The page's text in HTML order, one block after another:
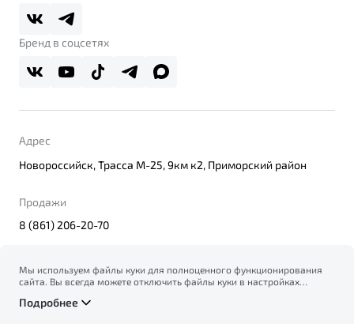
Belgee Плюс
Реферальная программа
Правовая информация
Бренд в соцсетях
Адрес
Новороссийск, Трасса М-25, 9км к2, Приморский район
Продажи
8 (861) 206-20-70
© 2026
Политика конфиденциальности персональных данных
Мы используем файлы куки для полноценного функционирования
сайта. Вы всегда можете отключить файлы куки в настройках
на сбор и использование файлов куки, и подтверждаете
Подробнее